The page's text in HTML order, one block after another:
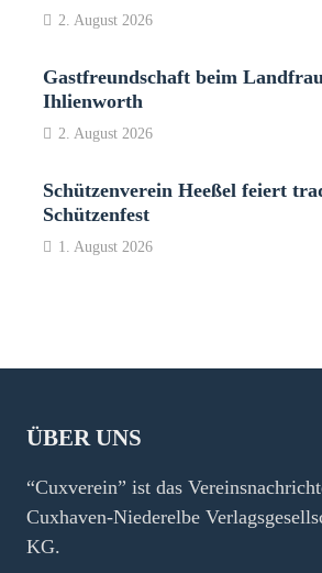
2. August 2026
Gastfreundschaft beim
Ihlienworth
2. August 2026
Schützenverein Heeßel feiert
Schützenfest
1. August 2026
ÜBER UNS
“Cuxverein” ist das
Cuxhaven-Niederelbe
KG.